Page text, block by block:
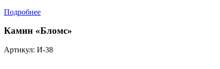
Подробнее
Камин «Бломс»
Артикул: И-38